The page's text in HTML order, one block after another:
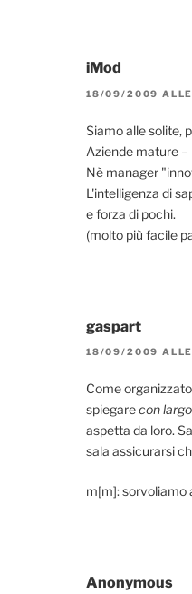
iMod
18/09/2009
Siamo alle solite,
Aziende mature –
Nè manager
L'intelligenza di
e forza di pochi.
(molto più facile
gaspart
18/09/2009
Come
spiegarecon
aspetta da loro.
sala assicurarsi
m[m]: sorvoliamo
Anonymous